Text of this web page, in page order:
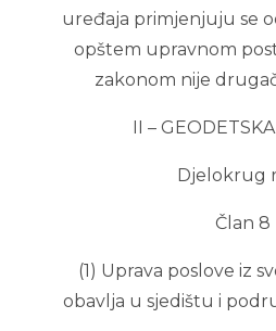
uređaja primjenjuju se
opštem upravnom
zakonom nije
II –
Djelokrug
Član 8
(1) Uprava poslove iz
obavlja u sjedištu i